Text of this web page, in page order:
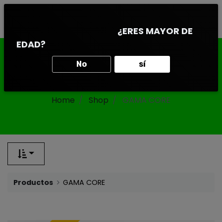
¿ERES MAYOR DE
EDAD?
No sí
GAMA CORE
Home Shop GAMA CORE
Productos GAMA CORE